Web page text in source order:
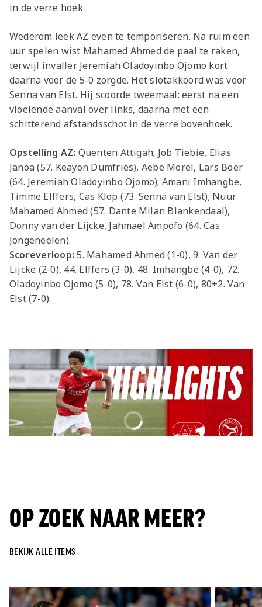
in de verre hoek.
Wederom leek AZ even te temporiseren. Na ruim een
uur spelen wist Mahamed Ahmed de paal te raken,
terwijl invaller Jeremiah Oladoyinbo Ojomo kort
daarna voor de 5-0 zorgde. Het slotakkoord was voor
Senna van Elst. Hij scoorde tweemaal: eerst na een
vloeiende aanval over links, daarna met een
schitterend afstandsschot in de verre bovenhoek.
Opstelling AZ: Quenten Attigah; Job Tiebie, Elias
Janoa (57. Keayon Dumfries), Aebe Morel, Lars Boer
(64. Jeremiah Oladoyinbo Ojomo); Amani Imhangbe,
Timme Elffers, Cas Klop (73. Senna van Elst); Nuur
Mahamed Ahmed (57. Dante Milan Blankendaal),
Donny van der Lijcke, Jahmael Ampofo (64. Cas
Jongeneelen).
Scoreverloop: 5. Mahamed Ahmed (1-0), 9. Van der
Lijcke (2-0), 44. Elffers (3-0), 48. Imhangbe (4-0), 72.
Oladoyinbo Ojomo (5-0), 78. Van Elst (6-0), 80+2. Van
Elst (7-0).
OP ZOEK NAAR MEER?
BEKIJK ALLE ITEMS